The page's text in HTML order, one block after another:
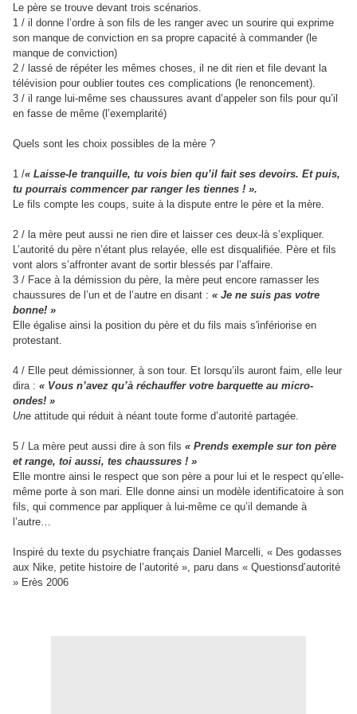
Le père se trouve devant trois scénarios.
1 / il donne l’ordre à son fils de les ranger avec un sourire qui exprime
son manque de conviction en sa propre capacité à commander (le
manque de conviction)
2 / lassé de répéter les mêmes choses, il ne dit rien et file devant la
télévision pour oublier toutes ces complications (le renoncement).
3 / il range lui-même ses chaussures avant d’appeler son fils pour qu’il
en fasse de même (l’exemplarité)
Quels sont les choix possibles de la mère ?
1 /« Laisse-le tranquille, tu vois bien qu’il fait ses devoirs. Et puis,
tu pourrais commencer par ranger les tiennes ! ».
Le fils compte les coups, suite à la dispute entre le père et la mère.
2 / la mère peut aussi ne rien dire et laisser ces deux-là s’expliquer.
L’autorité du père n’étant plus relayée, elle est disqualifiée. Père et fils
vont alors s’affronter avant de sortir blessés par l’affaire.
3 / Face à la démission du père, la mère peut encore ramasser les
chaussures de l’un et de l’autre en disant : « Je ne suis pas votre
bonne! »
Elle égalise ainsi la position du père et du fils mais s'infériorise en
protestant.
4 / Elle peut démissionner, à son tour. Et lorsqu’ils auront faim, elle leur
dira : « Vous n’avez qu’à réchauffervotre barquette au micro-
ondes! »
Une attitude qui réduit à néant toute forme d’autorité partagée.
5 / La mère peut aussi dire à son fils « Prends exemple sur ton père
et range, toi aussi, tes chaussures ! »
Elle montre ainsi le respect que son père a pour lui et le respect qu’elle-
même porte à son mari. Elle donne ainsi un modèle identificatoire à son
fils, qui commence par appliquer à lui-même ce qu’il demande à
l’autre…
Inspiré du texte du psychiatre français Daniel Marcelli, « Des godasses
aux Nike, petite histoire de l’autorité », paru dans « Questionsd’autorité
» Erès 2006